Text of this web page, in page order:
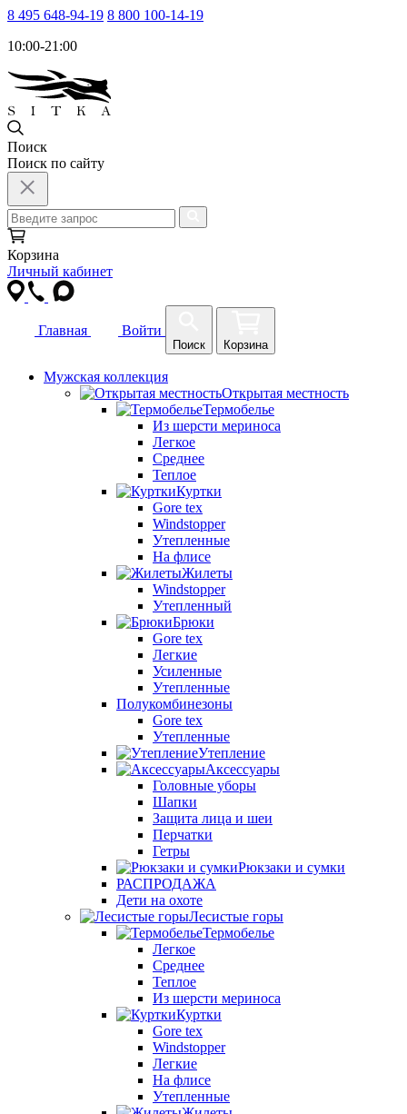
8 495 648-94-19 8 800 100-14-19
10:00-21:00
Поиск
Поиск по сайту
Корзина
Личный кабинет
Главная Войти
Поиск Корзина
Мужская коллекция
Открытая местность
Термобелье
Из шерсти мериноса
Легкое
Среднее
Теплое
Куртки
Gore tex
Windstopper
Утепленные
На флисе
Жилеты
Windstopper
Утепленный
Брюки
Gore tex
Легкие
Усиленные
Утепленные
Полукомбинезоны
Gore tex
Утепленные
Утепление
Аксессуары
Головные уборы
Шапки
Защита лица и шеи
Перчатки
Гетры
Рюкзаки и сумки
РАСПРОДАЖА
Дети на охоте
Лесистые горы
Термобелье
Легкое
Среднее
Теплое
Из шерсти мериноса
Куртки
Gore tex
Windstopper
Легкие
На флисе
Утепленные